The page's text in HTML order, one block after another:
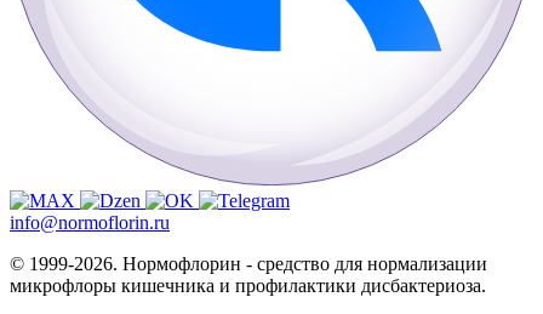
info@normoflorin.ru
© 1999-2026. Нормофлорин - средство для нормализации
микрофлоры кишечника и профилактики дисбактериоза.